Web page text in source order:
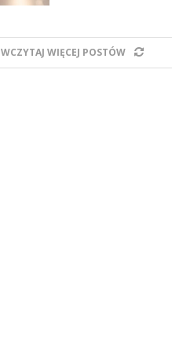
WCZYTAJ WIĘCEJ POSTÓW